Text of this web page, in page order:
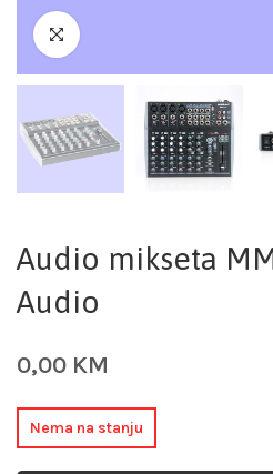
Audio mikseta
Audio
0,00 KM
Nema na stanju